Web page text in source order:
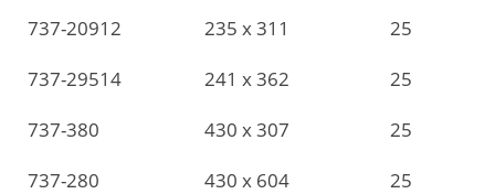
737-20912
235 x 311
25
737-29514
241 x 362
25
737-380
430 x 307
25
737-280
430 x 604
25